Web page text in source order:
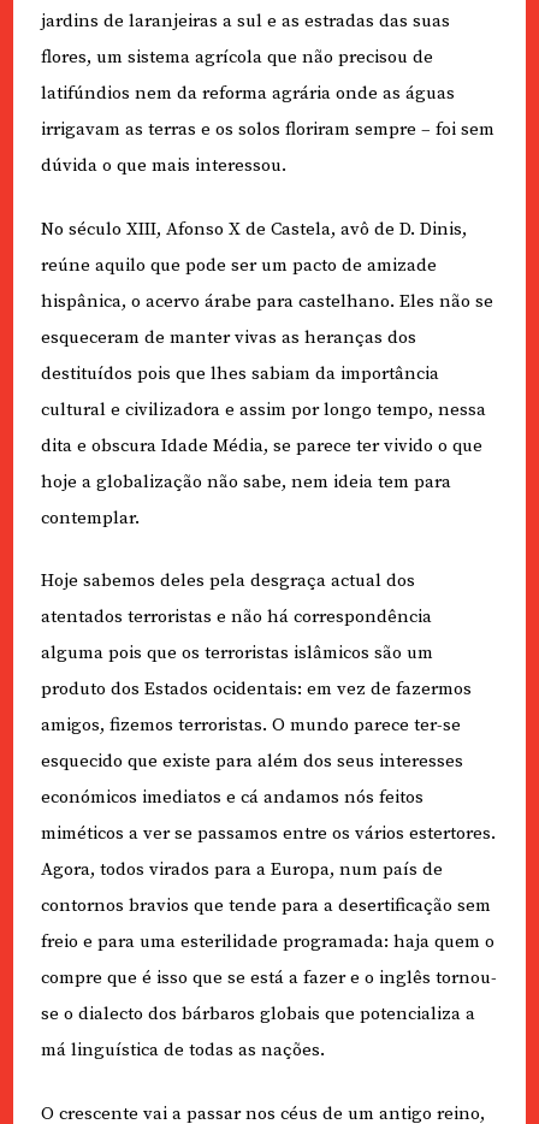
jardins de laranjeiras a sul e as estradas das suas
flores, um sistema agrícola que não precisou de
latifúndios nem da reforma agrária onde as águas
irrigavam as terras e os solos floriram sempre – foi sem
dúvida o que mais interessou.
No século XIII, Afonso X de Castela, avô de D. Dinis,
reúne aquilo que pode ser um pacto de amizade
hispânica, o acervo árabe para castelhano. Eles não se
esqueceram de manter vivas as heranças dos
destituídos pois que lhes sabiam da importância
cultural e civilizadora e assim por longo tempo, nessa
dita e obscura Idade Média, se parece ter vivido o que
hoje a globalização não sabe, nem ideia tem para
contemplar.
Hoje sabemos deles pela desgraça actual dos
atentados terroristas e não há correspondência
alguma pois que os terroristas islâmicos são um
produto dos Estados ocidentais: em vez de fazermos
amigos, fizemos terroristas. O mundo parece ter-se
esquecido que existe para além dos seus interesses
económicos imediatos e cá andamos nós feitos
miméticos a ver se passamos entre os vários estertores.
Agora, todos virados para a Europa, num país de
contornos bravios que tende para a desertificação sem
freio e para uma esterilidade programada: haja quem o
compre que é isso que se está a fazer e o inglês tornou-
se o dialecto dos bárbaros globais que potencializa a
má linguística de todas as nações.
O crescente vai a passar nos céus de um antigo reino,